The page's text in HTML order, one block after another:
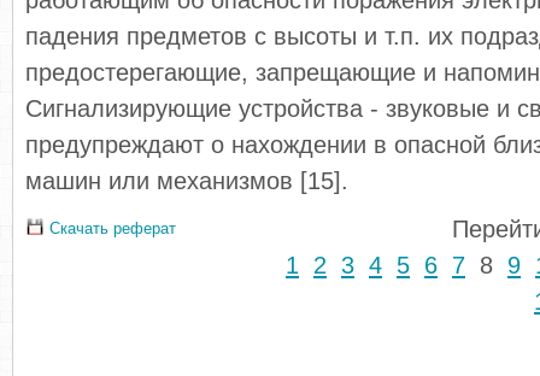
падения предметов с высоты и т.п. их
предостерегающие, запрещающие и
Сигнализирующие устройства - звуковые и
предупреждают о нахождении в опасной
машин или механизмов [15].
Скачать реферат
1
2 3 4 5 6 7 8 9